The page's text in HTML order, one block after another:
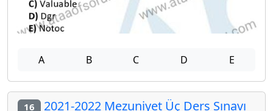
A B C D E
16 2021-2022 Mezuniyet Üç Ders Sınavı